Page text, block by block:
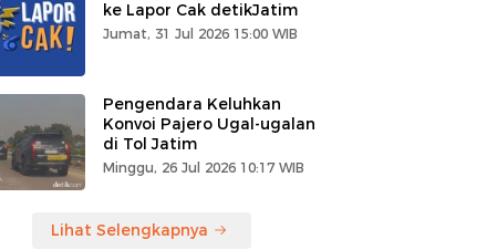
ke Lapor Cak detikJatim
Jumat, 31 Jul 2026 15:00 WIB
Pengendara Keluhkan
Konvoi Pajero Ugal-ugalan
di Tol Jatim
Minggu, 26 Jul 2026 10:17 WIB
Lihat Selengkapnya